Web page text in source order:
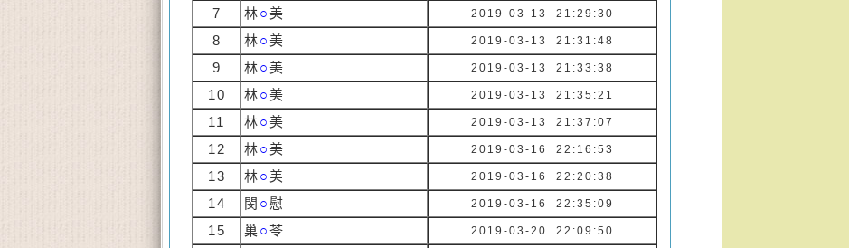
7 林○美 2019-03-13 21:29:30
8 林○美 2019-03-13 21:31:48
9 林○美 2019-03-13 21:33:38
10 林○美 2019-03-13 21:35:21
11 林○美 2019-03-13 21:37:07
12 林○美 2019-03-16 22:16:53
13 林○美 2019-03-16 22:20:38
14 閔 ○慰 2019-03-16 22:35:09
15 巢○苓 2019-03-20 22:09:50